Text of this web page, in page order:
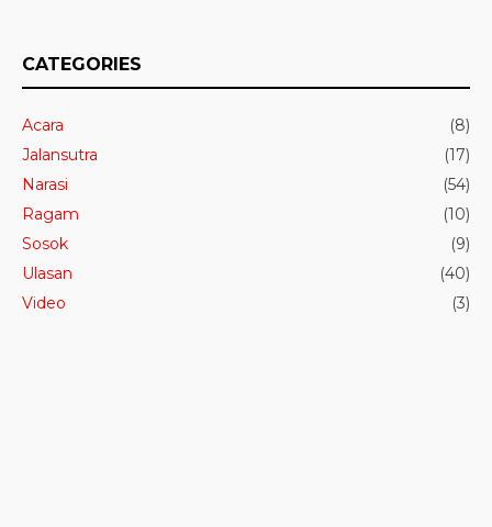
CATEGORIES
Acara
(8)
Jalansutra
(17)
Narasi
(54)
Ragam
(10)
Sosok
(9)
Ulasan
(40)
Video
(3)